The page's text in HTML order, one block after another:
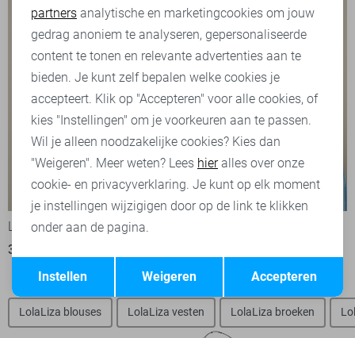
LolaLiza Top
39,99
-15%
LolaLiza blouses LolaLiza vesten LolaLiza broeken
Marketing cookies
Terug Opslaan
partners analytische en marketingcookies om jouw
gedrag anoniem te analyseren, gepersonaliseerde
content te tonen en relevante advertenties aan te
bieden. Je kunt zelf bepalen welke cookies je
accepteert. Klik op "Accepteren" voor alle cookies, of
kies "Instellingen" om je voorkeuren aan te passen.
Wil je alleen noodzakelijke cookies? Kies dan
"Weigeren". Meer weten? Lees hieralles over onze
cookie- en privacyverklaring. Je kunt op elk moment
je instellingen wijzigigen door op de link te klikken
onder aan de pagina.
Accepteren
Weigeren
Instellen